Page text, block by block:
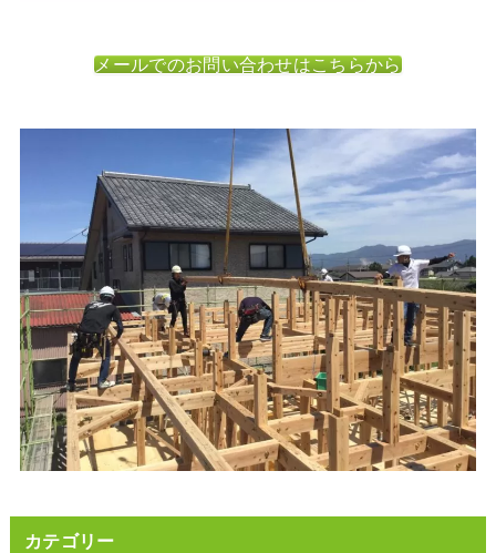
メールでのお問い合わせはこちらから
カテゴリー